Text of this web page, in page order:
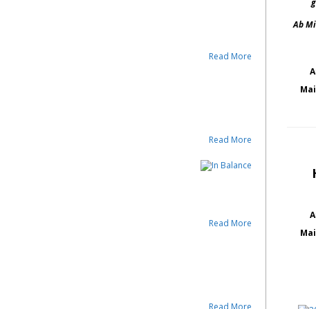
Read More
Read More
Read More
Read More
Ab